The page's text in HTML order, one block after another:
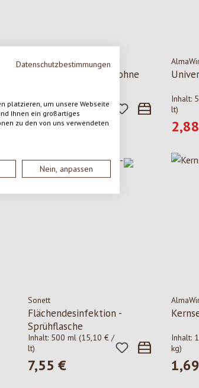
Datenschutzbestimmungen
platzieren, um unsere Webseite
Ihnen ein großartiges
zu den von uns verwendeten
Nein, anpassen
AlmaWin Klar
Spülmittel sensitive ohne
lt)
Regulärer Preis:
2,85 €
Inhalt:
lt)
Sonett
Flächendesinfektion -
Sprühflasche
Inhalt: 500 ml (15,10 € /
lt)
Regulärer Preis:
7,55 €
Inhalt:
kg)